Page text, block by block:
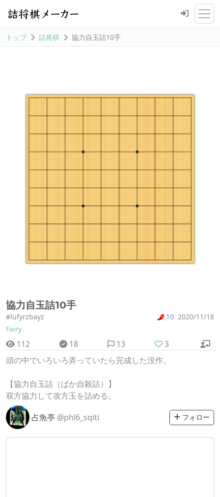
トップ 詰将棋 協力自玉詰10手
協力自玉詰10手
#lufyrzbayz 10 2020/11/18
Fairy
112 18 13
3
頭の中でいろいろ弄っていたら完成した没作。
【協力自玉詰（ばか自殺詰）】
双方協力して攻方玉を詰める。
占魚亭 @phl6_sqiti フォロー